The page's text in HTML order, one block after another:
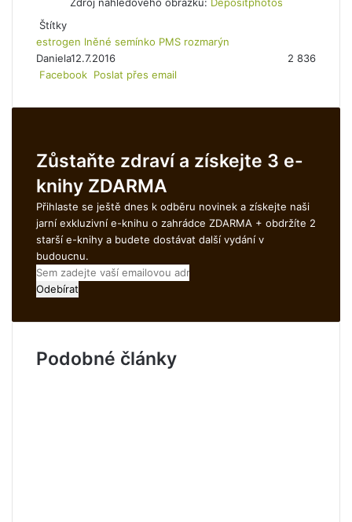
Štítky
estrogen lněné semínko PMS rozmarýn
Daniela12.7.2016
2 836
Facebook Poslat přes email
s
o
Zůstaňte zdraví a získejte 3 e-
knihy ZDARMA
Přihlaste se ještě dnes k odběru novinek a získejte naši
jarní exkluzivní e-knihu o zahrádce ZDARMA + obdržíte 2
starší e-knihy a budete dostávat další vydání v
budoucnu.
S
e
z
d
Podobné články